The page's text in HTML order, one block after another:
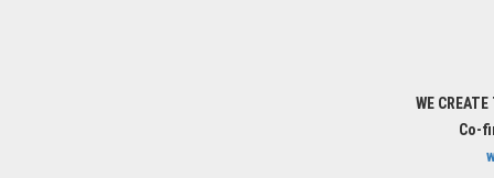
WE
Co-